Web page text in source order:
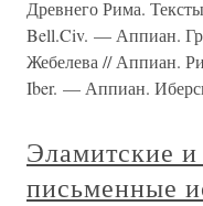
Древнего Рима.
Bell.Civ. — Аппиан.
Жебелева // Аппиан.
Iber. — Аппиан.
Эламитские и
письменные